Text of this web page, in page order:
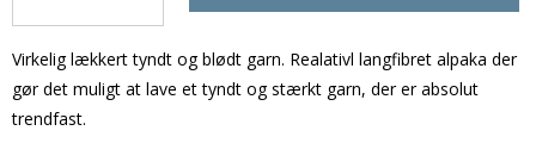
Virkelig lækkert tyndt og blødt garn. Realativl langfibret alpaka der
gør det muligt at lave et tyndt og stærkt garn, der er absolut
trendfast.